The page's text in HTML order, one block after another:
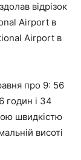
відрізок
Airport в
Airport в
про 9: 56
годин і 34
швидкістю
висоті